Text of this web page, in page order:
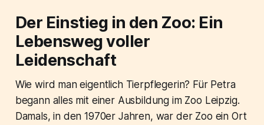
Der Einstieg in den Zoo: Ein
Lebensweg voller
Leidenschaft
Wie wird man eigentlich Tierpflegerin? Für Petra
begann alles mit einer Ausbildung im Zoo Leipzig.
Damals, in den 1970er Jahren, war der Zoo ein Ort